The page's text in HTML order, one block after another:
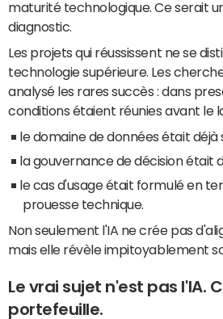
maturité technologique. Ce serait
diagnostic.
Les projets qui réussissent ne se
technologie supérieure. Les
analysé les rares succès : dans
conditions étaient réunies avant le
le domaine de données était déjà
la gouvernance de décision était
le cas d'usage était formulé en
prouesse technique.
Non seulement l'IA ne crée pas
mais elle révèle impitoyablement
Le vrai sujet n'est pas l'IA.
portefeuille.